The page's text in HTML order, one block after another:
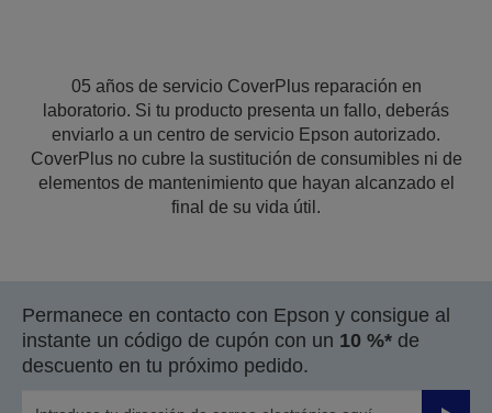
05 años de servicio CoverPlus reparación en
laboratorio. Si tu producto presenta un fallo, deberás
enviarlo a un centro de servicio Epson autorizado.
CoverPlus no cubre la sustitución de consumibles ni de
elementos de mantenimiento que hayan alcanzado el
final de su vida útil.
Permanece en contacto con Epson y consigue al
instante un código de cupón con un 10 %* de
descuento en tu próximo pedido.